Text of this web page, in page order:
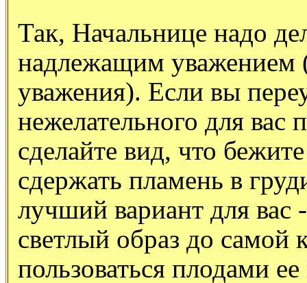
Так, Начальнице надо
надлежащим уважением
уважения). Если вы
нежелательного для
сделайте вид, что
сдержать пламень в
лучший вариант для вас
светлый образ до
пользоваться плодами